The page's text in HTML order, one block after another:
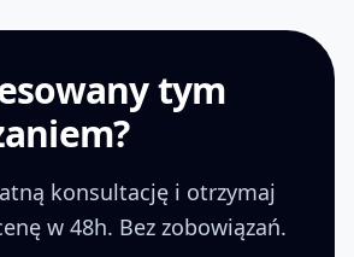
tym
konsultację i otrzymaj
w 48h. Bez zobowiązań.